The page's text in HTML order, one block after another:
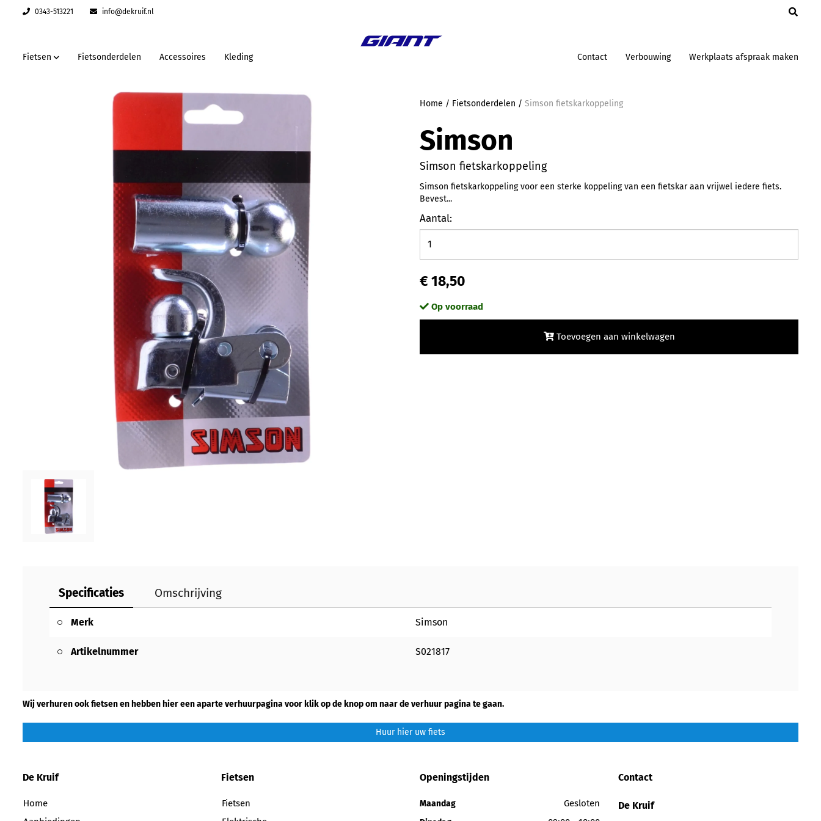
0343-513221 info@dekruif.nl
Fietsen Fietsonderdelen Accessoires Kleding Contact Verbouwing Werkplaats afspraak maken
Home / Fietsonderdelen / Simson fietskarkoppeling
Simson
Simson fietskarkoppeling
Simson fietskarkoppeling voor een sterke koppeling van een fietskar aan vrijwel iedere fiets.
Bevest...
Aantal:
€ 18,50
Op voorraad
Toevoegen aan winkelwagen
Specificaties Omschrijving
Merk Simson
Artikelnummer S021817
Wij verhuren ook fietsen en hebben hier een aparte verhuurpagina voor klik op de knop om naar de verhuur pagina te gaan.
Huur hier uw fiets
De Kruif
Home
Fietsen
Fietsen
Openingstijden
Maandag Gesloten
Contact
De Kruif